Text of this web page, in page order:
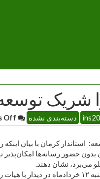
شریک
دسته‌بندی نشده
استاندار کرمان با بیان
بدون حضور رسانه‌ها امکان‌پذیر
می‌برد، نشان دهند.
محمدعلی طالبی سه‌شنبه ۱۲